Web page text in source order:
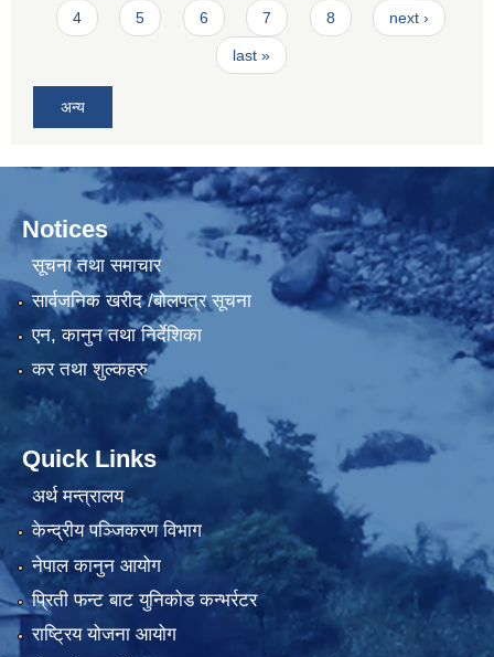
4 5 6 7 8 next ›
last »
अन्य
Notices
सूचना तथा समाचार
सार्वजनिक खरीद /बोलपत्र सूचना
एन, कानुन तथा निर्देशिका
कर तथा शुल्कहरु
Quick Links
अर्थ मन्त्रालय
केन्द्रीय पञ्जिकरण विभाग
नेपाल कानुन आयोग
प्रिती फन्ट बाट युनिकोड कन्भर्रटर
राष्ट्रिय योजना आयोग